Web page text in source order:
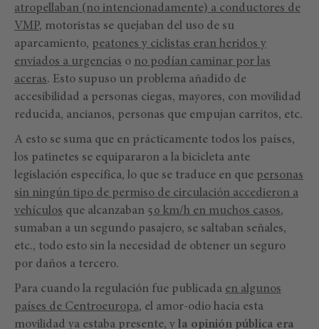
atropellaban (no intencionadamente) a conductores de
VMP, motoristas se quejaban del uso de su
aparcamiento, peatones y ciclistas eran heridos y
enviados a urgencias o no podían caminar por las
aceras. Esto supuso un problema añadido de
accesibilidad a personas ciegas, mayores, con movilidad
reducida, ancianos, personas que empujan carritos, etc.
A esto se suma que en prácticamente todos los países,
los patinetes se equipararon a la bicicleta ante
legislación específica, lo que se traduce en que personas
sin ningún tipo de permiso de circulación accedieron a
vehículos que alcanzaban 50 km/h en muchos casos,
sumaban a un segundo pasajero, se saltaban señales,
etc., todo esto sin la necesidad de obtener un seguro
por daños a tercero.
Para cuando la regulación fue publicada en algunos
países de Centroeuropa, el amor-odio hacia esta
movilidad ya estaba presente, y la opinión pública era